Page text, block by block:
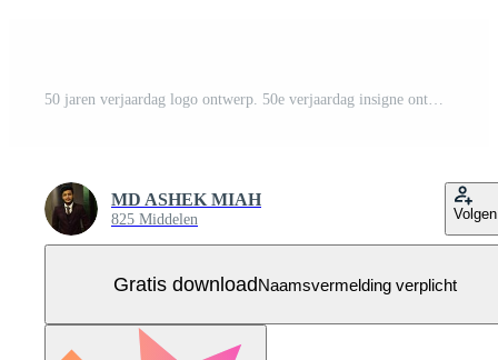
50 jaren verjaardag logo ontwerp. 50e verjaardag insigne ontwerp met lintje. teken en symbool voor vieren bedrijf of bedrijf verjaardag. Gratis Vector
MD ASHEK MIAH
825 Middelen Volgen
Gratis downloadNaamsvermelding verplicht